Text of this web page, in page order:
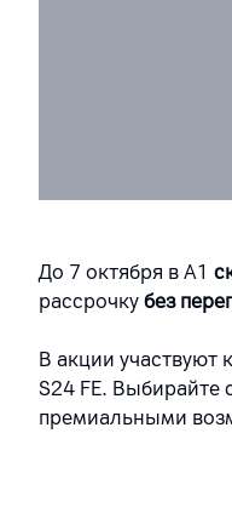
До 7 октября в А1
рассрочку без
В акции участвуют
S24 FE. Выбирайте
премиальными